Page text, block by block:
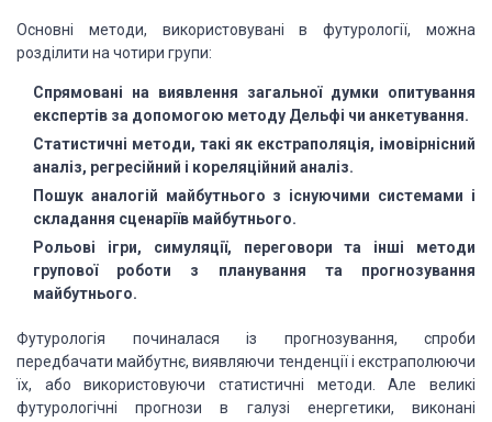
Основні методи, використовувані в футурології, можна
розділити на чотири групи:
Спрямовані на виявлення загальної думки опитування
експертів за допомогою методу Дельфі чи анкетування.
Статистичні методи, такі як екстраполяція, імовірнісний
аналіз, регресійний і кореляційний аналіз.
Пошук аналогій майбутнього з існуючими системами і
складання сценаріїв майбутнього.
Рольові ігри, симуляції, переговори та інші методи
груповоїроботи з планування та прогнозування
майбутнього.
Футурологія починалася із прогнозування, спроби
передбачати майбутнє, виявляючи тенденції і екстраполюючи
їх, або використовуючи статистичні методи. Але великі
футурологічні прогнози в галузі енергетики, виконані